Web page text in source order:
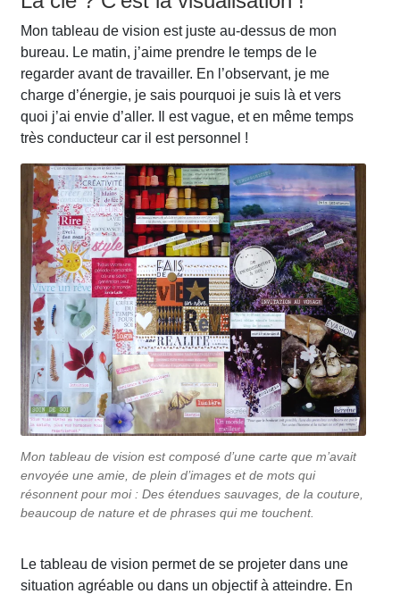
Mon tableau de vision est juste au-dessus de mon
bureau. Le matin, j’aime prendre le temps de le
regarder avant de travailler. En l’observant, je me
charge d’énergie, je sais pourquoi je suis là et vers
quoi j’ai envie d’aller. Il est vague, et en même temps
très conducteur car il est personnel !
Mon tableau de vision est composé d’une carte que m’avait
envoyée une amie, de plein d’images et de mots qui
résonnent pour moi : Des étendues sauvages, de la couture,
beaucoup de nature et de phrases qui me touchent.
Le tableau de vision permet de se projeter dans une
situation agréable ou dans un objectif à atteindre. En